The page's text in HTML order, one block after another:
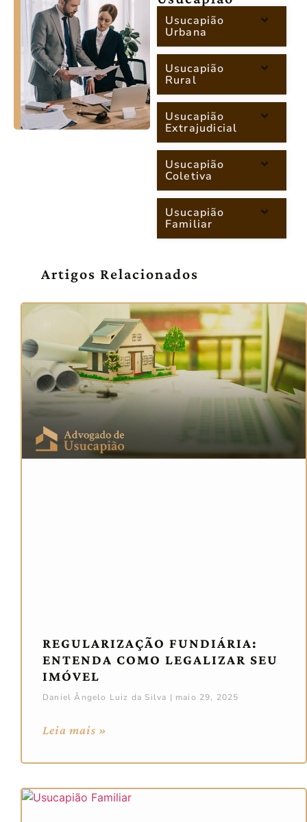
Usucapião
Urbana
Usucapião
Rural
Usucapião
Extrajudicial
Usucapião
Coletiva
Usucapião
Familiar
Artigos Relacionados
REGULARIZAÇÃO FUNDIÁRIA:
ENTENDA COMO LEGALIZAR SEU
IMÓVEL
Daniel Ângelo Luiz da Silva maio 29, 2025
Leia mais »